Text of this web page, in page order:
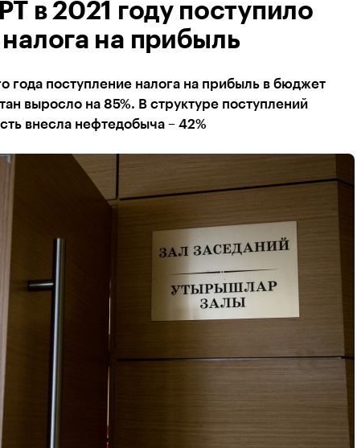
в 2021 году поступило
на прибыль
года поступление налога на прибыль в бюджет
выросло на 85%. В структуре поступлений
внесла нефтедобыча – 42%